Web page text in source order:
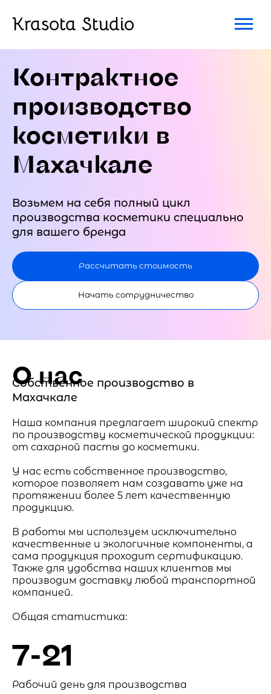
Krasota Studio
Контрактное
производство
косметики в
Махачкале
Возьмем на себя полный цикл
производства косметики специально
для вашего бренда
Рассчитать стоимость
Начать сотрудничество
О нас
Собственное производство в
Махачкале
Наша компания предлагает широкий спектр
по производству косметической продукции:
от сахарной пасты до косметики.
У нас есть собственное производство,
которое позволяет нам создавать уже на
протяжении более 5 лет качественную
продукцию.
В работы мы используем исключительно
качественные и экологичные компоненты, а
сама продукция проходит сертификацию.
Также для удобства наших клиентов мы
производим доставку любой транспортной
компанией.
Общая статистика:
7-21
Рабочий день для производства